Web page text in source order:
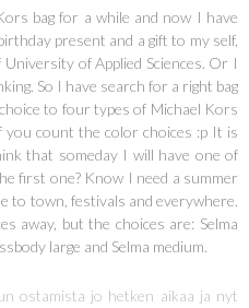
bag for a while and now I have
present and a gift to my self,
of Applied Sciences. Or I
So I have search for a right bag
to four types of Michael Kors
you count the color choices :p It is
that someday I will have one of
first one? Know I need a summer
to town, festivals and everywhere.
away, but the choices are: Selma
large and Selma medium.
ostamista jo hetken aikaa ja nyt